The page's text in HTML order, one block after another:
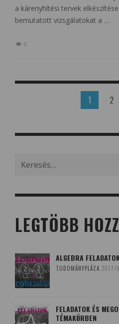
a kárenyhítési tervek
bemutatott vizsgálatokat a …
0
1 2
LEGTÖBB
ALGEBRA
TUDOMÁNYPLÁZA 2017/
FELADATOK ÉS
TÉMAKÖRBEN